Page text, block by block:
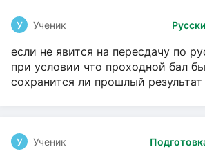
У Ученик
если не явится на пересдачу по
при условии что проходной бал
сохранится ли прошлый результат
У Ученик